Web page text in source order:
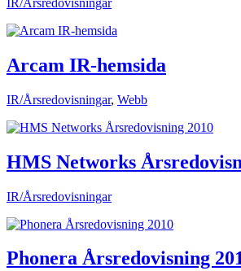
Arcam IR-hemsida
IR/Årsredovisningar, Webb
HMS Networks
IR/Årsredovisningar
Phonera Årsredovisning